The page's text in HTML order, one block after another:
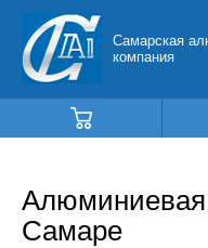
Самарская
компания
Алюминиевая
Самаре